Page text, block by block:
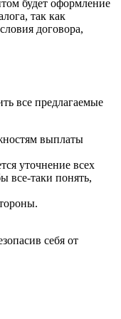
будет оформление
так как
договора,
все предлагаемые
выплаты
уточнение всех
все-таки понять,
себя от